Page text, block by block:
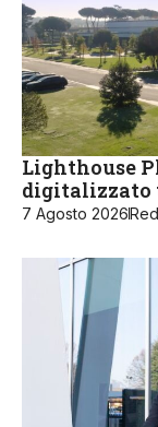
Lighthouse
digitalizzato
7 Agosto 2026